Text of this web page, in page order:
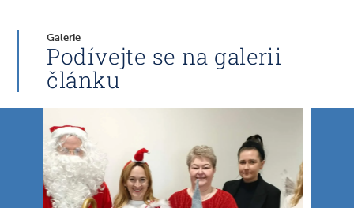
Galerie
Podívejte se na galerii
článku